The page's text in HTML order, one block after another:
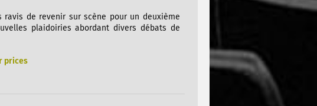
ravis de revenir sur scène pour un deuxième
plaidoiries abordant divers débats de
prices